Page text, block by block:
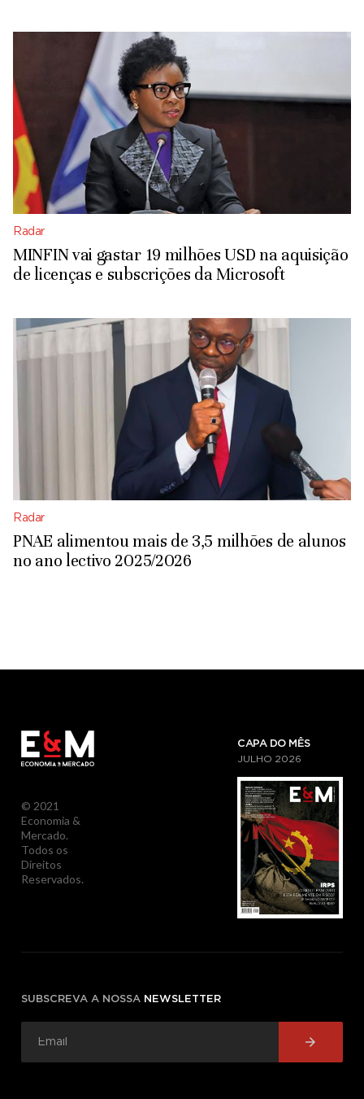
Radar
MINFIN vai gastar 19 milhões USD na aquisição
de licenças e subscrições da Microsoft
Radar
PNAE alimentou mais de 3,5 milhões de alunos
no ano lectivo 2025/2026
© 2021
Economia &
Mercado.
Todos os
Direitos
Reservados.
CAPA DO MÊS
JULHO 2026
SUBSCREVA A NOSSA NEWSLETTER